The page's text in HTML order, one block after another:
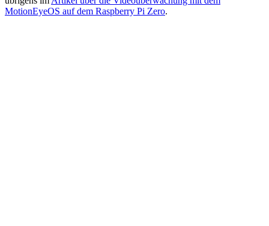
MotionEyeOS auf dem Raspberry Pi Zero.